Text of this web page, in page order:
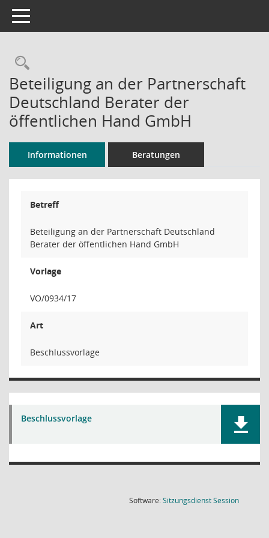
Toggle navigation
Rechercheauswahl
Beteiligung an der Partnerschaft
Deutschland Berater der
öffentlichen Hand GmbH
Informationen Beratungen
Betreff
Beteiligung an der Partnerschaft Deutschland
Berater der öffentlichen Hand GmbH
Vorlage
VO/0934/17
Art
Beschlussvorlage
Beschlussvorlage
Software:SitzungsdienstSession(Wird in